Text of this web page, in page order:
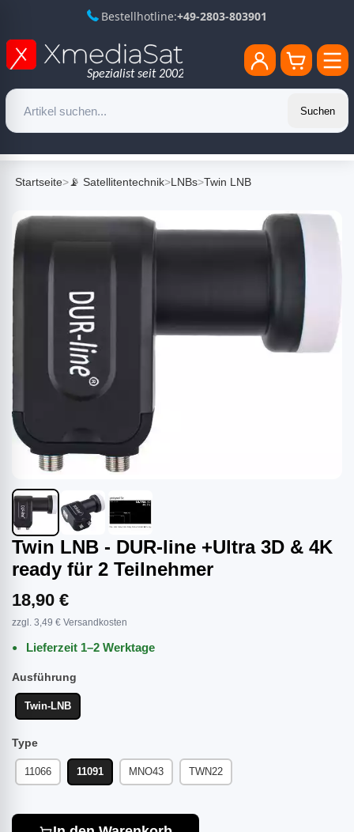
Bestellhotline:+49-2803-803901
Suchen
Startseite>📡 Satellitentechnik>LNBs>Twin LNB
Twin LNB - DUR-line +Ultra 3D & 4K
ready für 2 Teilnehmer
18,90 €
zzgl. 3,49 € Versandkosten
Lieferzeit 1–2 Werktage
Ausführung
Twin-LNB
Type
11066 11091 MNO43 TWN22